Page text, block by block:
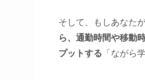
そして、もしあなた
ら、通勤時間や移動
プットする 「ながら